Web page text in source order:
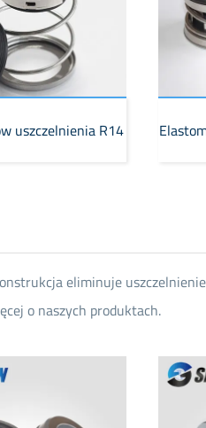
uszczelnienia R14
eliminuje
o naszych produktach.